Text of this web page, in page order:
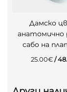
Дамско
анатомично
сабо на
25.00€ /